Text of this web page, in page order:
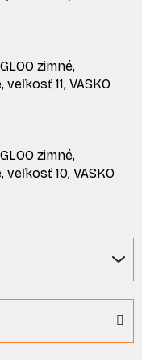
zimné,
11, VASKO
zimné,
10, VASKO